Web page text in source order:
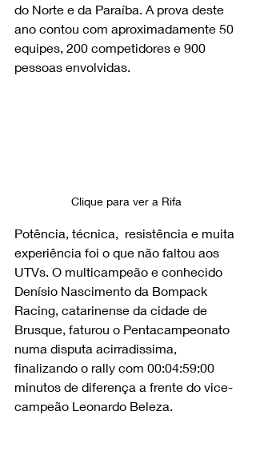
do Norte e da Paraíba. A prova deste
ano contou com aproximadamente 50
equipes, 200 competidores e 900
pessoas envolvidas.
Clique para ver a Rifa
Potência, técnica,  resistência e muita
experiência foi o que não faltou aos
UTVs. O multicampeão e conhecido
Denísio Nascimento da Bompack
Racing, catarinense da cidade de
Brusque, faturou o Pentacampeonato
numa disputa acirradissima,
finalizando o rally com 00:04:59:00
minutos de diferença a frente do vice-
campeão Leonardo Beleza.